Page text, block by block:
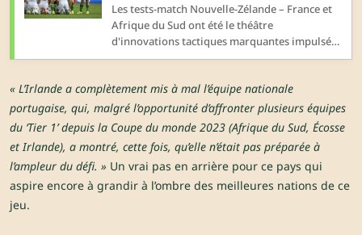
Les tests-match Nouvelle-Zélande – France et
Afrique du Sud ont été le théâtre
d'innovations tactiques marquantes impulsées
par les deux géants du Sud. Décryptage de ces
« L’Irlande a complètement mis à mal l’équipe nationale
portugaise, qui, malgré l’opportunité d’affronter plusieurs équipes
du ‘Tier 1’ depuis la Coupe du monde 2023 (Afrique du Sud, Écosse
et Irlande), a montré, cette fois, qu’elle n’était pas préparée à
l’ampleur du défi. » Un vrai pas en arrière pour ce pays qui
aspire encore à grandir à l’ombre des meilleures nations de ce
jeu.